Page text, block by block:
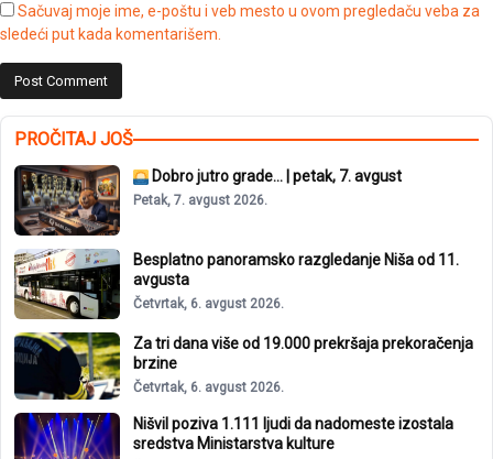
Sačuvaj moje ime, e-poštu i veb mesto u ovom pregledaču veba za
sledeći put kada komentarišem.
PROČITAJ JOŠ
Dobro jutro grade… | petak, 7. avgust
Petak, 7. avgust 2026.
Besplatno panoramsko razgledanje Niša od 11.
avgusta
Četvrtak, 6. avgust 2026.
Za tri dana više od 19.000 prekršaja prekoračenja
brzine
Četvrtak, 6. avgust 2026.
Nišvil poziva 1.111 ljudi da nadomeste izostala
sredstva Ministarstva kulture